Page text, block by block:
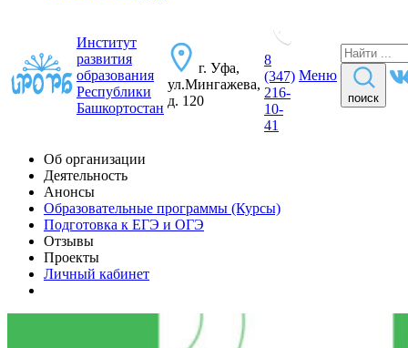
Институт
развития
образования
Республики
Башкортостан
г. Уфа,
ул.Мингажева,
д. 120
8
(347)
216-
10-
41
Меню
поиск
Об организации
Деятельность
Анонсы
Образовательные программы (Курсы)
Подготовка к ЕГЭ и ОГЭ
Отзывы
Проекты
Личный кабинет